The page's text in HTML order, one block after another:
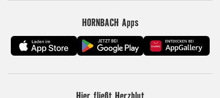
HORNBACH Apps